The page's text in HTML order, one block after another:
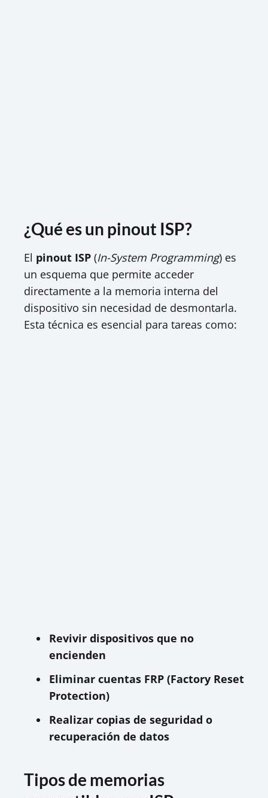
¿Qué es un pinout ISP?
El pinout ISP (In-System Programming) es
un esquema que permite acceder
directamente a la memoria interna del
dispositivo sin necesidad de desmontarla.
Esta técnica es esencial para tareas como:​
Revivir dispositivos que no
encienden
Eliminar cuentas FRP (Factory Reset
Protection)
Realizar copias de seguridad o
recuperación de datos
Tipos de memorias